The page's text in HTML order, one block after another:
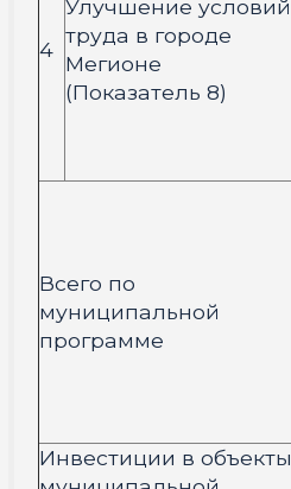
4
Улучшение условий
труда в городе
Мегионе
(Показатель 8)
Всего по
муниципальной
программе
Инвестиции в объекты